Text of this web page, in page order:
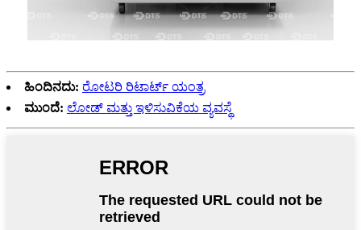
ಹಿಂದಿನದು: ರೋಟರಿ ರಿಟಾರ್ಟ್ ಯಂತ್ರ
ಮುಂದೆ: ಲೋಡ್ ಮತ್ತು ಇಳಿಸುವಿಕೆಯ ವ್ಯವಸ್ಥೆ